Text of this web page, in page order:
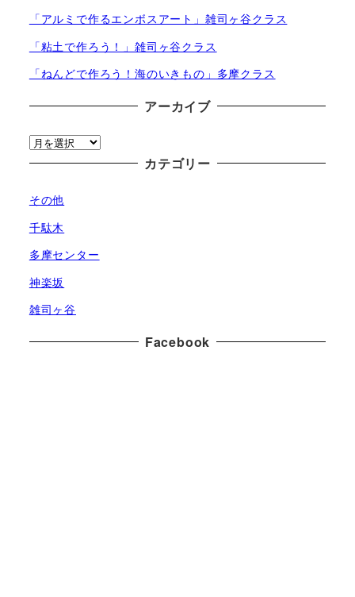
「アルミで作るエンボスアート」雑司ヶ谷クラス
「粘土で作ろう！」雑司ヶ谷クラス
「ねんどで作ろう！海のいきもの」多摩クラス
アーカイブ
ア
ー
イ
ブ
カテゴリー
その他
千駄木
多摩センター
神楽坂
雑司ヶ谷
Facebook